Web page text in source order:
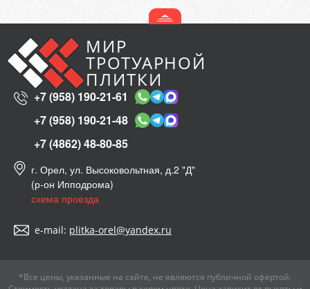
МИР
ТРОТУАРНОЙ
ПЛИТКИ
+7 (958) 190-21-61
+7 (958) 190-21-48
+7 (4862) 48-80-85
г. Орел, ул. Высоковольтная, д.2 "Д"
(р-он Ипподрома)
схема проезда
e-mail: plitka-orel@yandex.ru
*Все цены, указанные на сайте, не являются публичной офертой.